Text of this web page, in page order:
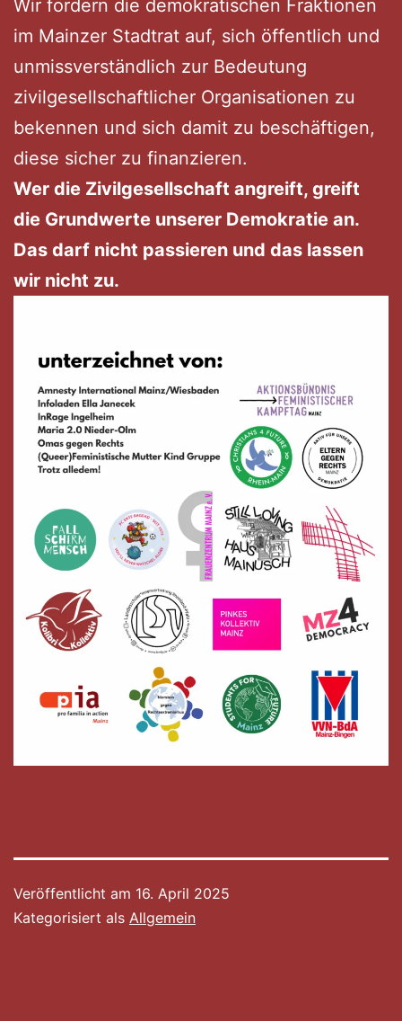
Wir fordern die demokratischen Fraktionen
im Mainzer Stadtrat auf, sich öffentlich und
unmissverständlich zur Bedeutung
zivilgesellschaftlicher Organisationen zu
bekennen und sich damit zu beschäftigen,
diese sicher zu finanzieren.
Wer die Zivilgesellschaft angreift, greift
die Grundwerte unserer Demokratie an.
Das darf nicht passieren und das lassen
wir nicht zu.
Veröffentlicht am 16. April 2025
Kategorisiert als Allgemein